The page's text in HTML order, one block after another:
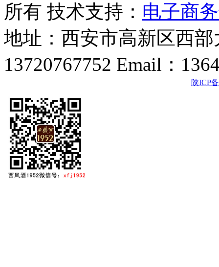
所有 技术支持： 电子商
地址：西安市高新区西
13720767752 Email：
陕ICP